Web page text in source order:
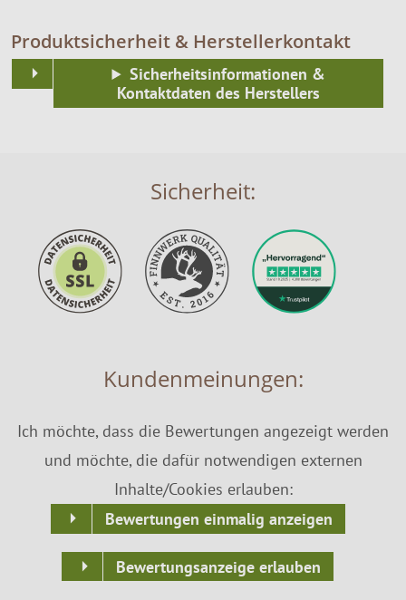
Produktsicherheit & Herstellerkontakt
Sicherheitsinformationen &
Kontaktdaten des Herstellers
Sicherheit:
Kundenmeinungen:
Ich möchte, dass die Bewertungen angezeigt werden
und möchte, die dafür notwendigen externen
Inhalte/Cookies erlauben:
Bewertungen einmalig anzeigen
Bewertungsanzeige erlauben